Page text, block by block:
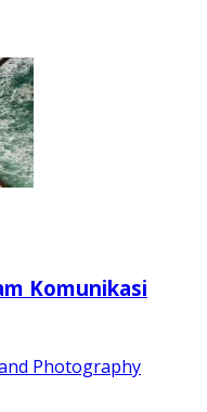
Komunikasi
Photography